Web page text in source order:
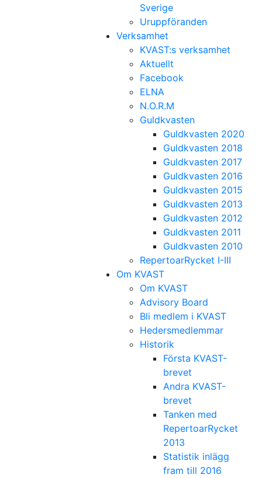
Sverige
Uruppföranden
Verksamhet
KVAST:s verksamhet
Aktuellt
Facebook
ELNA
N.O.R.M
Guldkvasten
Guldkvasten 2020
Guldkvasten 2018
Guldkvasten 2017
Guldkvasten 2016
Guldkvasten 2015
Guldkvasten 2013
Guldkvasten 2012
Guldkvasten 2011
Guldkvasten 2010
RepertoarRycket I-III
Om KVAST
Om KVAST
Advisory Board
Bli medlem i KVAST
Hedersmedlemmar
Historik
Första KVAST-
brevet
Andra KVAST-
brevet
Tanken med
RepertoarRycket
2013
Statistik inlägg
fram till 2016